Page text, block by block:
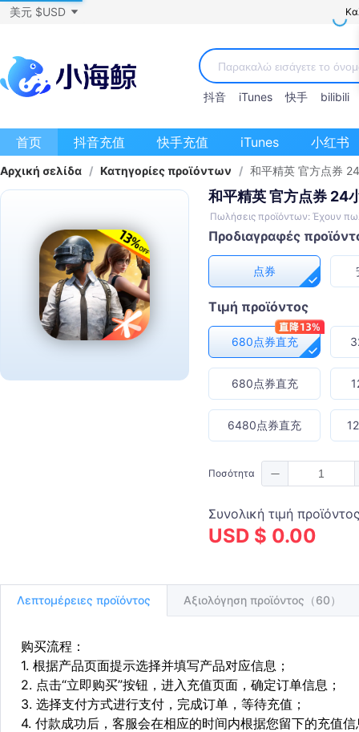
美元 $USD
抖音 iTunes 快手 bilibili
首页 抖音充值 快手充值 iTunes 小红书
Αρχική σελίδα / Κατηγορίες προϊόντων / 和平精英 官方点券
和平精英 官方点券 24
Πωλήσεις προϊόντων: Έχουν
Προδιαγραφές
点券
Τιμή προϊόντος
680点券直充
680点券直充
6480点券直充
Ποσότητα
Συνολική τιμή
USD $ 0.00
Λεπτομέρειες προϊόντος Αξιολόγηση προϊόντος（60）
购买流程：
1. 根据产品页面提示选择并填写产品对应信息；
2. 点击“立即购买”按钮，进入充值页面，确定订单信息；
3. 选择支付方式进行支付，完成订单，等待充值；
4. 付款成功后，客服会在相应的时间内根据您留下的充值